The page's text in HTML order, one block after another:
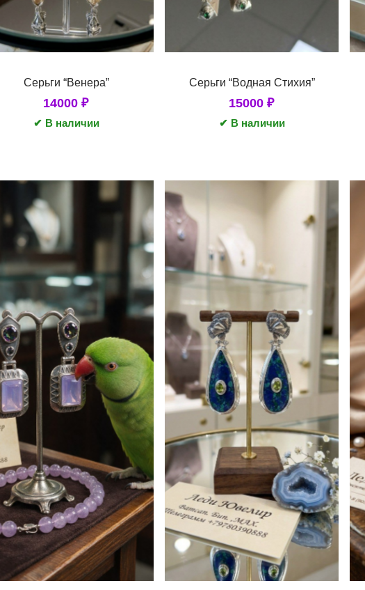
Серьги “Венера”
14000₽
✔ В наличии
Серьги “Водная Стихия”
15000 ₽
✔ В наличии